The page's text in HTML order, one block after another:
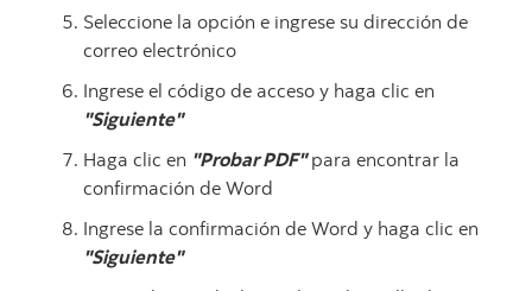
Seleccione la opción e ingrese su dirección de
correo electrónico
Ingrese el código de acceso y haga clic en
"Siguiente"
Haga clic en "Probar PDF"para encontrar la
confirmación de Word
Ingrese la confirmación de Word y haga clic en
"Siguiente"